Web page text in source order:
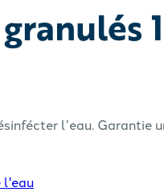
l’eau.
l'eau